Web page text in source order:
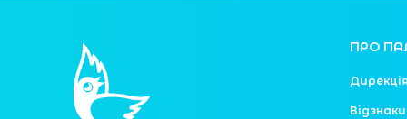
ПРО
Дирекція
Відзнаки